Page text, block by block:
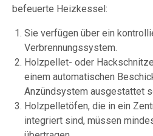
befeuerte Heizkessel:
Sie verfügen über ein
Verbrennungssystem.
Holzpellet- oder
einem automatischen
Anzündsystem ausgestattet
Holzpelletöfen, die in ein
integriert sind, müssen